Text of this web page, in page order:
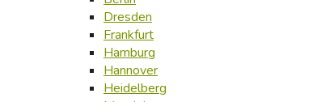
Dresden
Frankfurt
Hamburg
Hannover
Heidelberg